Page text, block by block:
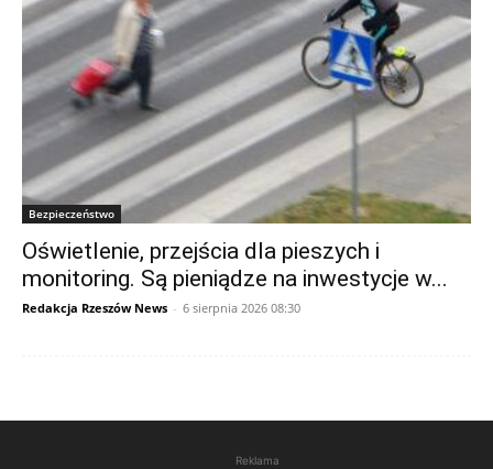
Bezpieczeństwo
Oświetlenie, przejścia dla pieszych i
monitoring. Są pieniądze na inwestycje w...
Redakcja Rzeszów News - 6 sierpnia 2026 08:30
Reklama